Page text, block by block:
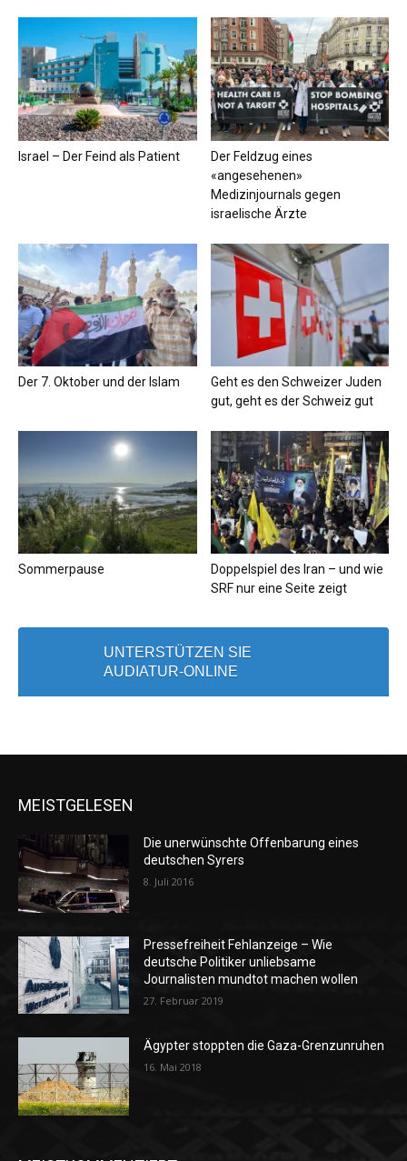
Israel – Der Feind als Patient
Der Feldzug eines
«angesehenen»
Medizinjournals gegen
israelische Ärzte
Der 7. Oktober und der Islam
Geht es den Schweizer Juden
gut, geht es der Schweiz gut
Sommerpause
Doppelspiel des Iran – und wie
SRF nur eine Seite zeigt
UNTERSTÜTZEN SIE
AUDIATUR-ONLINE
MEISTGELESEN
Die unerwünschte Offenbarung eines
deutschen Syrers
8. Juli 2016
Pressefreiheit Fehlanzeige – Wie
deutsche Politiker unliebsame
Journalisten mundtot machen wollen
27. Februar 2019
Ägypter stoppten die Gaza-Grenzunruhen
16. Mai 2018